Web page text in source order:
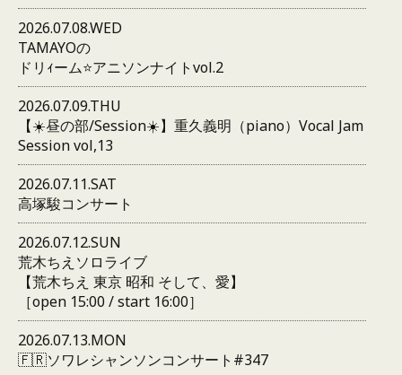
2026.07.08.WED
TAMAYOの
ドリｨーム⭐️アニソンナイトvol.2
2026.07.09.THU
【☀️昼の部/Session☀️】重久義明（piano）Vocal Jam
Session vol,13
2026.07.11.SAT
高塚駿コンサート
2026.07.12.SUN
荒木ちえソロライブ
【荒木ちえ 東京 昭和 そして、愛】
［open 15:00 / start 16:00］
2026.07.13.MON
🇫🇷ソワレシャンソンコンサート#347